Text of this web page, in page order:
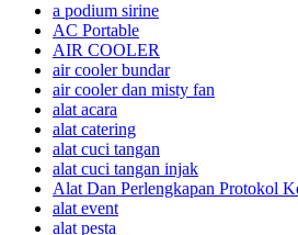
a podium sirine
AC Portable
AIR COOLER
air cooler bundar
air cooler dan misty fan
alat acara
alat catering
alat cuci tangan
alat cuci tangan injak
Alat Dan Perlengkapan Protokol
alat event
alat pesta